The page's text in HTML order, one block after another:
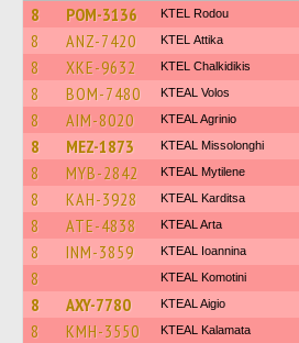
8 POM-3136 ΚΤΕL Rodou
8 ANZ-7420 KΤΕL Αttika
8 XKE-9632 ΚΤΕL Chalkidikis
8 BOM-7480 KTEAL Volos
8 AIM-8020 KTEAL Agrinio
8 MEZ-1873 KTEAL Missolonghi
8 MYB-2842 KTEAL Mytilene
8 KAH-3928 KTEAL Karditsa
8 ATE-4838 KTEAL Arta
8 INM-3859 KTEAL Ioannina
8 KTEAL Komotini
8 AXY-7780 KTEAL Aigio
8 KMH-3550 KTEAL Kalamata